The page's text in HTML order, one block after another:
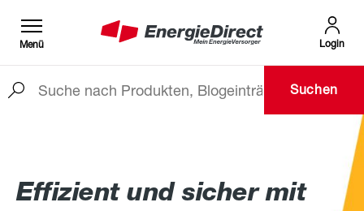
Menü
Suchen
Login
Effizient und sicher mit